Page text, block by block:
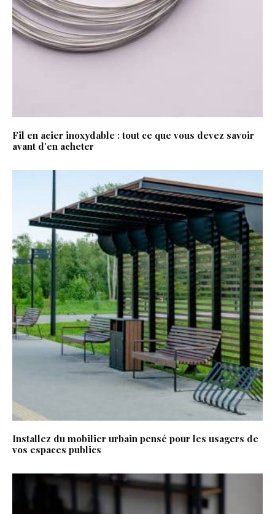
Fil en acier inoxydable : tout ce que vous devez savoir
avant d’en acheter
Installez du mobilier urbain pensé pour les usagers de
vos espaces publics